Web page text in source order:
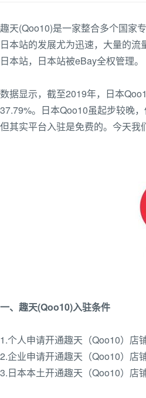
趣天(Qoo10)是一家整合多个国家
日本站的发展尤为迅速，大量的
日本站，日本站被eBay全权管理。
数据显示，截至2019年，日本
37.79%。日本Qoo10虽起步较晚
但其实平台入驻是免费的。今天
一、趣天(Qoo10)入驻条件
1.个人申请开通趣天（Qoo10）店
2.企业申请开通趣天（Qoo10）店
3.日本本土开通趣天（Qoo10）店